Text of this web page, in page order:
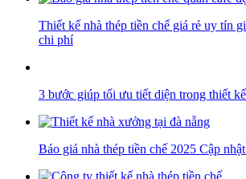
Thiết kế nhà thép tiền chế giá rẻ uy tín
chi phí
3 bước giúp tối ưu tiết diện trong thiết
Báo giá nhà thép tiền chế 2025 Cập